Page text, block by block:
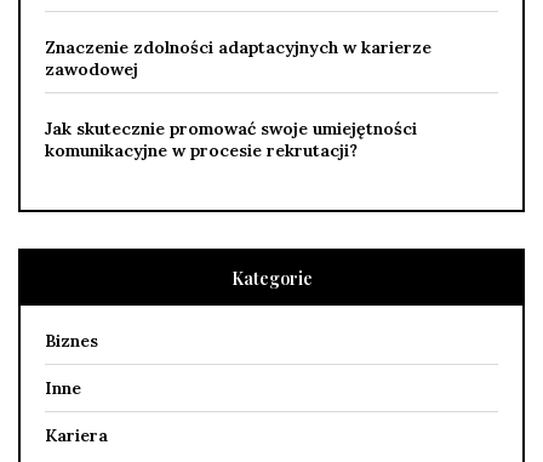
Znaczenie zdolności adaptacyjnych w karierze
zawodowej
Jak skutecznie promować swoje umiejętności
komunikacyjne w procesie rekrutacji?
Kategorie
Biznes
Inne
Kariera